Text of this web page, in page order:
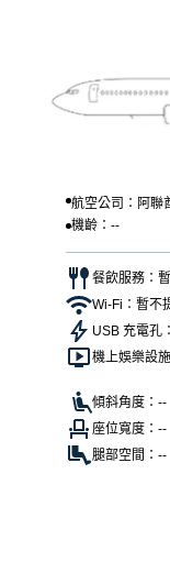
航空公司：阿聯
機齡：--
餐飲服務：
Wi-Fi：暫不
USB 充電孔
機上娛樂設
傾斜角度：--
座位寬度：--
腿部空間：--